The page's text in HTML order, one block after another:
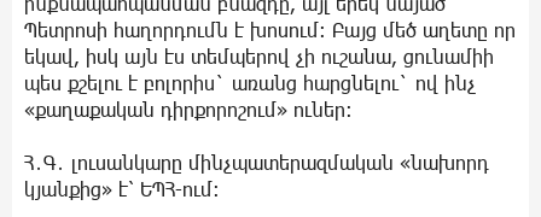
Պետրոսի հաղորդումն է խոսում: Բայց մեծ աղետը որ
եկավ, իսկ այն էս տեմպերով չի ուշանա, ցունամիի
պես քշելու է բոլորիս` առանց հարցնելու` ով ինչ
«քաղաքական դիրքորոշում» ուներ:
Հ․Գ․ լուսանկարը մինչպատերազմական «նախորդ
կյանքից» է՝ ԵՊՀ-ում։